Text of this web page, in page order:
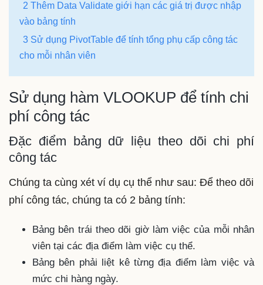
2 Thêm Data Validate giới hạn các giá trị được nhập
vào bảng tính
3 Sử dụng PivotTable để tính tổng phụ cấp công tác
cho mỗi nhân viên
Sử dụng hàm VLOOKUP để tính chi
phí công tác
Đặc điểm bảng dữ liệu theo dõi chi phí
công tác
Chúng ta cùng xét ví dụ cụ thể như sau: Để theo dõi
phí công tác, chúng ta có 2 bảng tính:
Bảng bên trái theo dõi giờ làm việc của mỗi nhân
viên tại các địa điểm làm việc cụ thể.
Bảng bên phải liệt kê từng địa điểm làm việc và
mức chi hàng ngày.